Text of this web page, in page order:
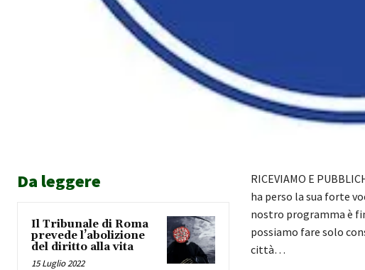
Da leggere
Il Tribunale di Roma
prevede l’abolizione
del diritto alla vita
15 Luglio 2022
RICEVIAMO E
ha perso la sua forte
nostro programma è
possiamo fare solo
città…